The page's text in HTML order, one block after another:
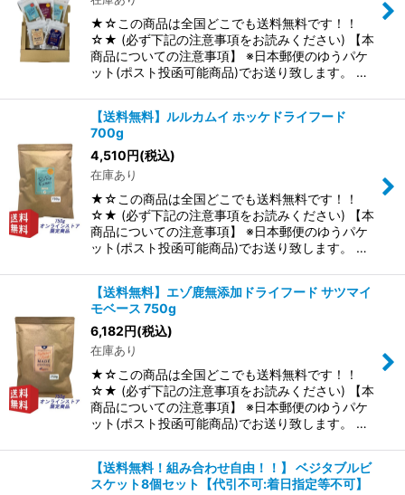
★☆この商品は全国どこでも送料無料です！！
☆★ (必ず下記の注意事項をお読みください) 【本
商品についての注意事項】 ※日本郵便のゆうパケ
ット(ポスト投函可能商品)でお送り致します。 …
【送料無料】ルルカムイ ホッケドライフード
700g
4,510円(税込)
在庫あり
★☆この商品は全国どこでも送料無料です！！
☆★ (必ず下記の注意事項をお読みください) 【本
商品についての注意事項】 ※日本郵便のゆうパケ
ット(ポスト投函可能商品)でお送り致します。 …
【送料無料】エゾ鹿無添加ドライフード サツマイ
モベース 750g
6,182円(税込)
在庫あり
★☆この商品は全国どこでも送料無料です！！
☆★ (必ず下記の注意事項をお読みください) 【本
商品についての注意事項】 ※日本郵便のゆうパケ
ット(ポスト投函可能商品)でお送り致します。 …
【送料無料！組み合わせ自由！！】 ベジタブルビ
スケット8個セット【代引不可:着日指定等不可】